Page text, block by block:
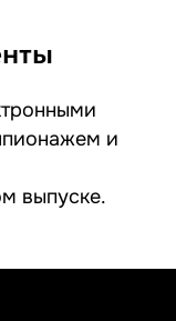
и
выпуске.